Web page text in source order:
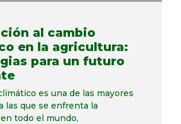
al cambio
en la agricultura:
para un futuro
es una de las mayores
las que se enfrenta la
todo el mundo,